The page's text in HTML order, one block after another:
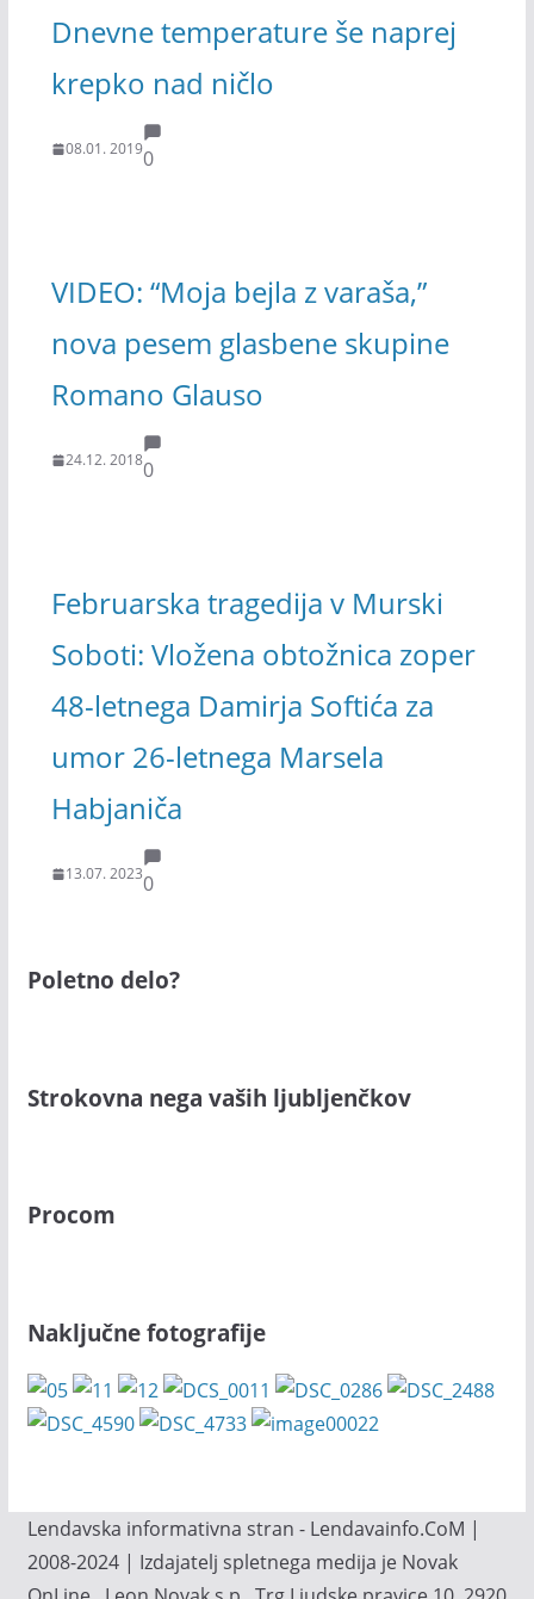
Dnevne temperature še naprej
krepko nad ničlo
08.01. 20190
VIDEO: “Moja bejla z varaša,”
nova pesem glasbene skupine
Romano Glauso
24.12. 20180
Februarska tragedija v Murski
Soboti: Vložena obtožnica zoper
48-letnega Damirja Softića za
umor 26-letnega Marsela
Habjaniča
13.07. 20230
Poletno delo?
Strokovna nega vaših ljubljenčkov
Procom
Naključne fotografije
Lendavska informativna stran - Lendavainfo.CoM |
2008-2024 | Izdajatelj spletnega medija je Novak